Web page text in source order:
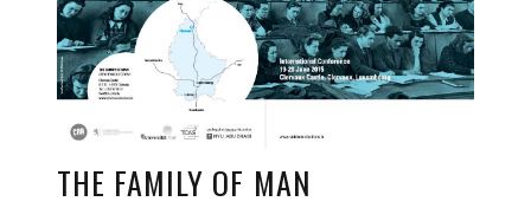
THE FAMILY OF MAN